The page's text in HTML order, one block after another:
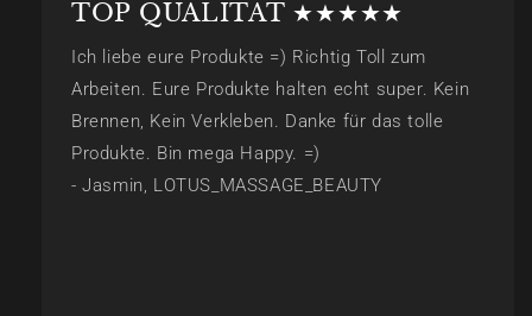
TOP QUALITÄT ★★★★★
Ich liebe eure Produkte =) Richtig Toll zum
Arbeiten. Eure Produkte halten echt super. Kein
Brennen, Kein Verkleben. Danke für das tolle
Produkte. Bin mega Happy. =)
- Jasmin, LOTUS_MASSAGE_BEAUTY